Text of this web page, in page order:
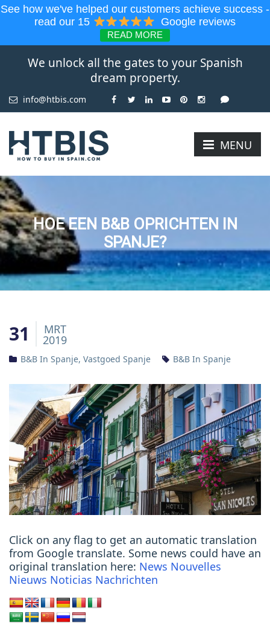
See how we've helped our customers achieve success -
read our 15
Google reviews
READ MORE
We unlock all the gates to your Spanish
dream property.
info@htbis.com
MENU
HOE EEN B&B OPRICHTEN IN
SPANJE?
31 MRT
2019
B&B In Spanje, Vastgoed Spanje B&B In Spanje
Click on any flag to get an automatic translation
from Google translate. Some news could have an
original translation here: News Nouvelles
Nieuws Noticias Nachrichten